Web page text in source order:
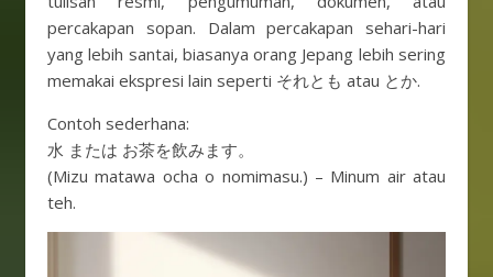
percakapan sopan. Dalam percakapan sehari-hari
yang lebih santai, biasanya orang Jepang lebih sering
memakai ekspresi lain seperti それとも atau とか.
Contoh sederhana:
水 または お茶を飲みます。
(Mizu matawa ocha o nomimasu.) – Minum air atau
teh.